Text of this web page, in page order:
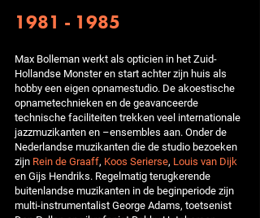
1981 - 1985
Max Bolleman werkt als opticien in het Zuid-
Hollandse Monster en start achter zijn huis als
hobby een eigen opnamestudio. De akoestische
opnametechnieken en de geavanceerde
technische faciliteiten trekken veel internationale
jazzmuzikanten en –ensembles aan. Onder de
Nederlandse muzikanten die de studio bezoeken
zijn Rein de Graaff, Koos Serierse, Louis van Dijk
en Gijs Hendriks. Regelmatig terugkerende
buitenlandse muzikanten in de beginperiode zijn
multi-instrumentalist George Adams, toetsenist